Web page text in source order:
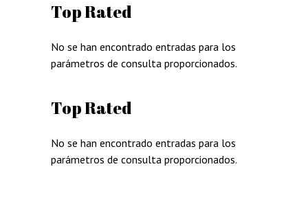
Top Rated
No se han encontrado entradas para los
parámetros de consulta proporcionados.
Top Rated
No se han encontrado entradas para los
parámetros de consulta proporcionados.